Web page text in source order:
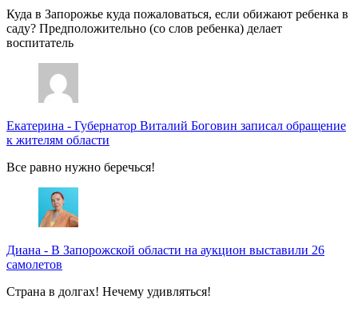
Куда в Запорожье куда пожаловаться, если обижают ребенка в
саду? Предположительно (со слов ребенка) делает
воспитатель
Екатерина - Губернатор Виталий Боговин записал обращение
к жителям области
Все равно нужно беречься!
Диана - В Запорожской области на аукцион выставили 26
самолетов
Страна в долгах! Нечему удивляться!